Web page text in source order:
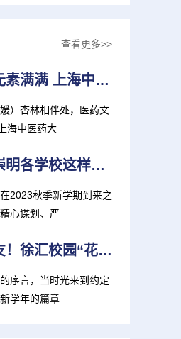
查看更多>>
中医药文化元素满满 上海中医大推出新生大礼包
）杏林相伴处，医药文
海中医药大
开学在即！崇明各学校这样准备迎接新学期
2023秋季新学期到来之
心谋划、严
你好，新朋友！徐汇校园“花式”迎新 打造“独家记忆”
序言，当时光来到约定
学年的篇章